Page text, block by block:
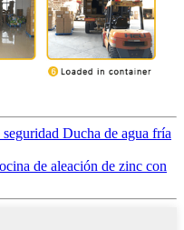
Ducha de agua fría
de aleación de zinc con